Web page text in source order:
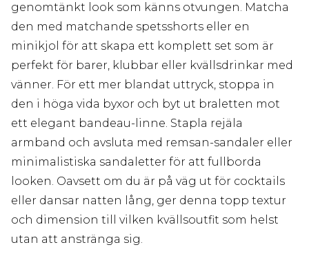
genomtänkt look som känns otvungen. Matcha
den med matchande spetsshorts eller en
minikjol för att skapa ett komplett set som är
perfekt för barer, klubbar eller kvällsdrinkar med
vänner. För ett mer blandat uttryck, stoppa in
den i höga vida byxor och byt ut braletten mot
ett elegant bandeau-linne. Stapla rejäla
armband och avsluta med remsan-sandaler eller
minimalistiska sandaletter för att fullborda
looken. Oavsett om du är på väg ut för cocktails
eller dansar natten lång, ger denna topp textur
och dimension till vilken kvällsoutfit som helst
utan att anstränga sig.